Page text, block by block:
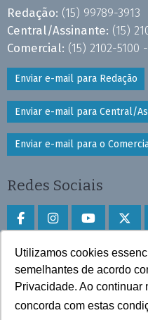
Utilizamos cookies
semelhantes de acordo
Privacidade. Ao continuar
concorda com estas
Redação: (15) 99789-3913
Central/Assinante: (15)
Comercial: (15) 2102-5100
Enviar e-mail para Redação
Enviar e-mail para Central/
Enviar e-mail para o
Redes Sociais
Faça download do
Play Store e App Store